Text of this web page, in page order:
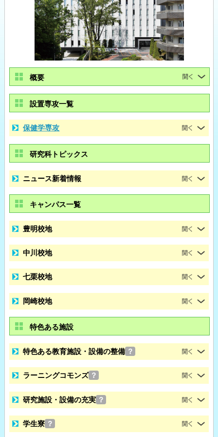
概要
設置専攻一覧
保健学専攻
研究科トピックス
ニュース新着情報
キャンパス一覧
豊明校地
中川校地
七栗校地
岡崎校地
特色ある施設
特色ある教育施設・設備の整備 ？
ラーニングコモンズ ？
研究施設・設備の充実 ？
学生寮 ？